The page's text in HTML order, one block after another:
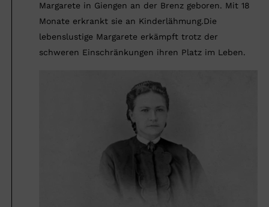
Margarete in Giengen an der Brenz geboren. Mit 18
Monate erkrankt sie an Kinderlähmung.Die
lebenslustige Margarete erkämpft trotz der
schweren Einschränkungen ihren Platz im Leben.